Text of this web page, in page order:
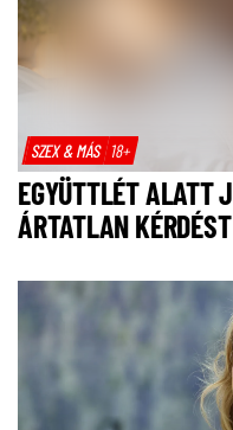
SZEX & MÁS 18+
EGYÜTTLÉT ALATT
ÁRTATLAN KÉRDÉST